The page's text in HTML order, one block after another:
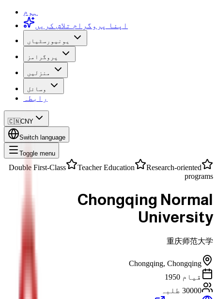
ہوم
اپنا پروگرام تلاش کریں
یونیورسٹیاں
پروگرامز
منزلیں
وسائل
رابطہ
🇨🇳CNY
Switch language
Toggle menu
Double First-Class Teacher Education
Research-oriented
programs
Chongqing Normal
University
重庆师范大学
Chongqing, Chongqing
قیام 1950
30000 طلبہ